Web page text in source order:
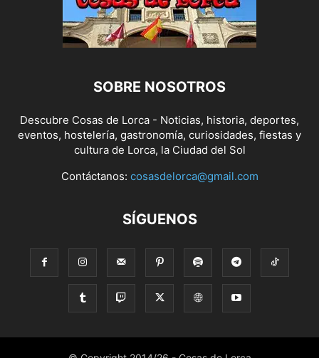
SOBRE NOSOTROS
Descubre Cosas de Lorca - Noticias, historia, deportes,
eventos, hostelería, gastronomía, curiosidades, fiestas y
cultura de Lorca, la Ciudad del Sol
Contáctanos: cosasdelorca@gmail.com
SÍGUENOS